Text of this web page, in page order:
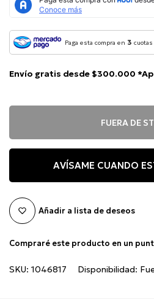
Paga esta compra en 3
Envío gratis desde $300.000
FUERA DE
AVÍSAME CUANDO
Añadir a lista de deseos
Compraré este producto en un
SKU: 1046817 Disponibilidad: